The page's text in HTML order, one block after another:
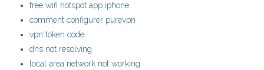
free wifi hotspot app iphone
comment configurer purevpn
vpn token code
dns not resolving
local area network not working